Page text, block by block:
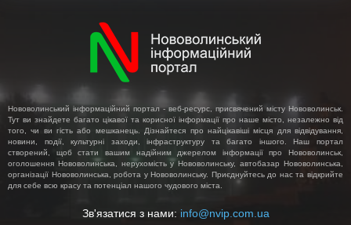
Нововолинський інформаційний портал - веб-ресурс, присвячений місту Нововолинськ.
Тут ви знайдете багато цікавої та корисної інформації про наше місто, незалежно від
того, чи ви гість або мешканець. Дізнайтеся про найцікавіші місця для відвідування,
новини, події, культурні заходи, інфраструктуру та багато іншого. Наш портал
створений, щоб стати вашим надійним джерелом інформації про Нововолинськ,
оголошення Нововолинська, нерухомість у Нововолинську, автобазар Нововолинська,
організації Нововолинська, робота у Нововолинську. Приєднуйтесь до нас та відкрийте
для себе всю красу та потенціал нашого чудового міста.
Зв'язатися з нами: info@nvip.com.ua